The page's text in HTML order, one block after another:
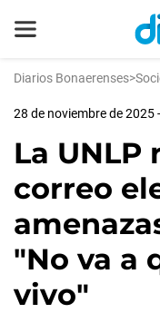
Diarios Bonaerenses>
28 de noviembre de 2025
La UNLP
correo
"No va a
vivo"